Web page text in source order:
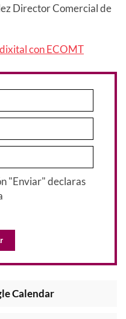
Director Comercial de
con ECOMT
"Enviar" declaras
Calendar